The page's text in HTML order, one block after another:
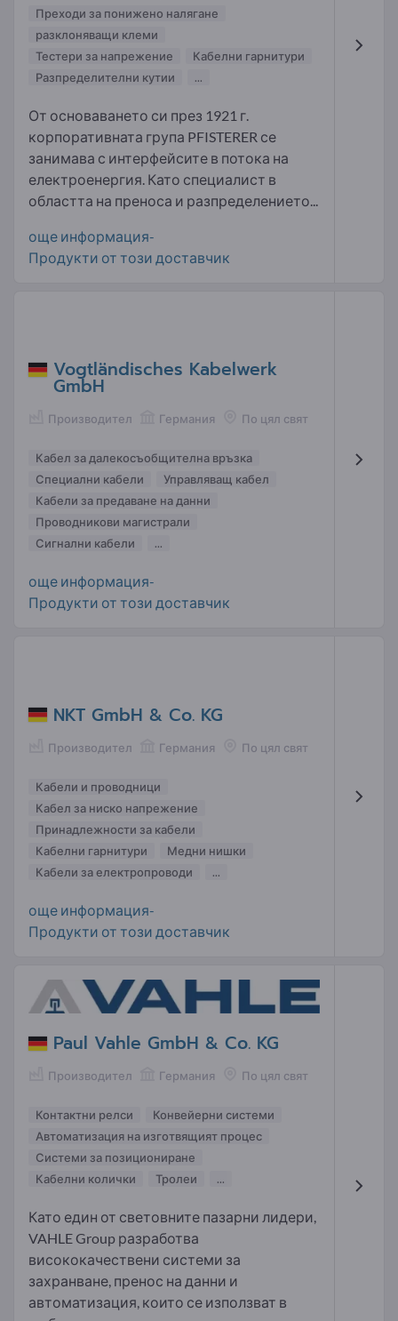
Преходи за понижено налягане
разклоняващи клеми
Тестери за напрежение
Кабелни гарнитури
Разпределителни кутии
...
От основаването си през 1921 г.
корпоративната група PFISTERER се
занимава с интерфейсите в потока на
електроенергия. Като специалист в
областта на преноса и разпределението...
още информация-
Продукти от този доставчик
Vogtländisches Kabelwerk
GmbH
Производител Германия По цял свят
Кабел за далекосъобщителна връзка
Специални кабели
Управляващ кабел
Кабели за предаване на данни
Проводникови магистрали
Сигнални кабели
...
още информация-
Продукти от този доставчик
NKT GmbH & Co. KG
Производител Германия По цял свят
Кабели и проводници
Кабел за ниско напрежение
Принадлежности за кабели
Кабелни гарнитури
Медни нишки
Кабели за електропроводи
...
още информация-
Продукти от този доставчик
Paul Vahle GmbH & Co. KG
Производител Германия По цял свят
Контактни релси
Конвейерни системи
Автоматизация на изготвящият процес
Системи за позициониране
Кабелни колички
Тролеи ...
Като един от световните пазарни лидери,
VAHLE Group разработва
висококачествени системи за
захранване, пренос на данни и
автоматизация, които се използват в